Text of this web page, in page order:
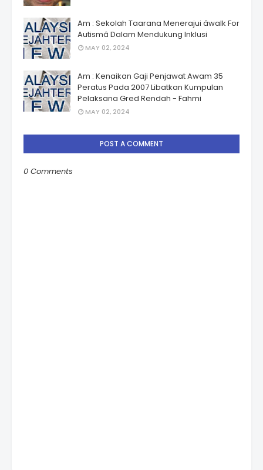
Am : Sekolah Taarana Menerajui âwalk For
Autismâ Dalam Mendukung Inklusi
MAY 02, 2024
Am : Kenaikan Gaji Penjawat Awam 35
Peratus Pada 2007 Libatkan Kumpulan
Pelaksana Gred Rendah - Fahmi
MAY 02, 2024
POST A COMMENT
0 Comments